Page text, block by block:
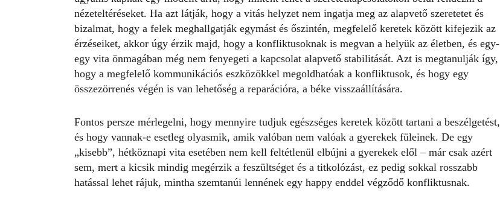
nézeteltéréseket. Ha azt látják, hogy a vitás helyzet nem ingatja meg az alapvető szeretetet és
bizalmat, hogy a felek meghallgatják egymást és őszintén, megfelelő keretek között kifejezik az
érzéseiket, akkor úgy érzik majd, hogy a konfliktusoknak is megvan a helyük az életben, és egy-
egy vita önmagában még nem fenyegeti a kapcsolat alapvető stabilitását. Azt is megtanulják így,
hogy a megfelelő kommunikációs eszközökkel megoldhatóak a konfliktusok, és hogy egy
összezörrenés végén is van lehetőség a reparációra, a béke visszaállítására.
Fontos persze mérlegelni, hogy mennyire tudjuk egészséges keretek között tartani a beszélgetést,
és hogy vannak-e esetleg olyasmik, amik valóban nem valóak a gyerekek füleinek. De egy
„kisebb”, hétköznapi vita esetében nem kell feltétlenül elbújni a gyerekek elől – már csak azért
sem, mert a kicsik mindig megérzik a feszültséget és a titkolózást, ez pedig sokkal rosszabb
hatással lehet rájuk, mintha szemtanúi lennének egy happy enddel végződő konfliktusnak.